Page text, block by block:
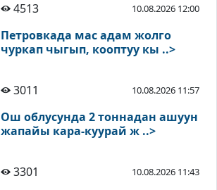
4513 10.08.2026 12:00
Петровкада мас адам жолго
чуркап чыгып, кооптуу кы ..>
3011 10.08.2026 11:57
Ош облусунда 2 тоннадан ашуун
жапайы кара-куурай ж ..>
3301 10.08.2026 11:43